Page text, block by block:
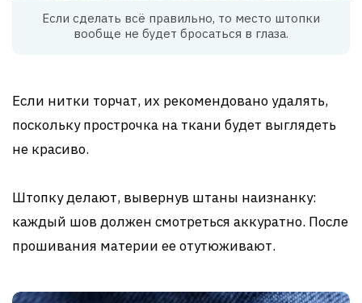
Если сделать всё правильно, то место штопки
вообще не будет бросаться в глаза.
Если нитки торчат, их рекомендовано удалять,
поскольку прострочка на ткани будет выглядеть
не красиво.
Штопку делают, вывернув штаны наизнанку:
каждый шов должен смотреться аккуратно. После
прошивания материи ее отутюживают.